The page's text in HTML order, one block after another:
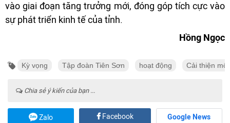
vào giai đoạn tăng trưởng mới, đóng góp tích cực vào
sự phát triển kinh tế của tỉnh.
Hồng Ngọc
Kỳ vọng Tập đoàn Tiên Sơn hoạt động Cải thiện
Chia sẻ ý kiến của bạn ...
Zalo Facebook Google News